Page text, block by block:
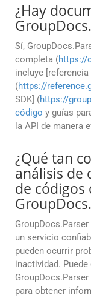
¿Hay
Sí,
completa (https://
incluye [referencia
(https://
SDK] (https://
código y guías
la API de manera
¿Qué tan
análisis de
de códigos
un servicio
pueden ocurrir
inactividad.
para obtener